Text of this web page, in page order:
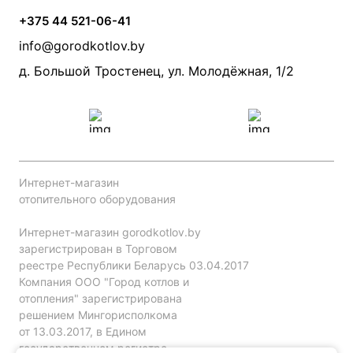
Камины и печи
Дымоходы
Акции
Производители
Монтаж систем отопления
Прайс по монтажу систем отопления
Проект систем отопления
+375 44 521-06-41
info@gorodkotlov.by
д. Большой Тростенец, ул. Молодёжная, 1/2
Интернет-магазин
отопительного оборудования
Интернет-магазин gorodkotlov.by
зарегистрирован в Торговом
реестре Республики Беларусь 03.04.2017
Компания ООО "Город котлов и
отопления" зарегистрирована
решением Мингорисполкома
от 13.03.2017, в Едином
государственном регистре